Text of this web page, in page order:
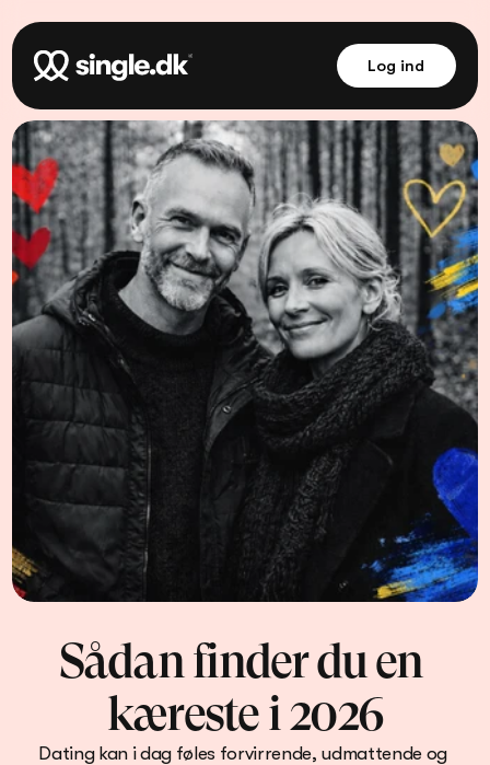
Log ind
Sådan finder du en
kæreste i 2026
Dating kan i dag føles forvirrende, udmattende og